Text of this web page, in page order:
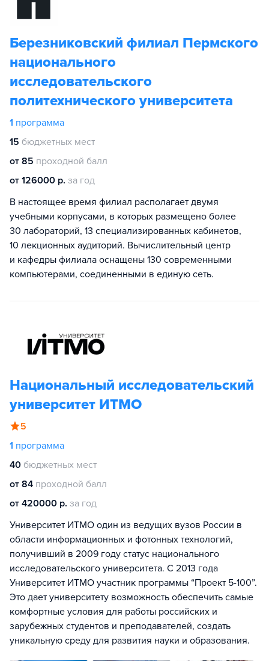
Березниковский филиал Пермского
национального
исследовательского
политехнического университета
1 программа
15 бюджетных мест
от 85 проходной балл
от 126000 р. за год
В настоящее время филиал располагает двумя
учебными корпусами, в которых размещено более
30 лабораторий, 13 специализированных кабинетов,
10 лекционных аудиторий. Вычислительный центр
и кафедры филиала оснащены 130 современными
компьютерами, соединенными в единую сеть.
Национальный исследовательский
университет ИТМО
5
1 программа
40 бюджетных мест
от 84 проходной балл
от 420000 р. за год
Университет ИТМО один из ведущих вузов России в
области информационных и фотонных технологий,
получивший в 2009 году статус национального
исследовательского университета. С 2013 года
Университет ИТМО участник программы “Проект 5-100”.
Это дает университету возможность обеспечить самые
комфортные условия для работы российских и
зарубежных студентов и преподавателей, создать
уникальную среду для развития науки и образования.